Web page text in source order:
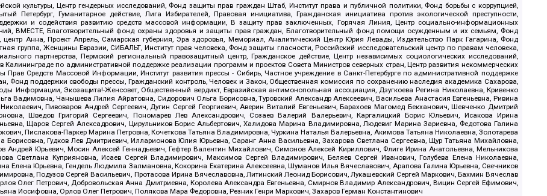
культуры, Центр гендерных исследований, Фонд защиты прав граждан Штаб, Институт права и публичной политики, Фонд борьбы с коррупцией,
Гуманитарное действие, Лига Избирателей, Правовая инициатива, Гражданская инициатива против экологической преступности,
и содействия развитию средств массовой информации, В защиту прав заключенных, Горячая Линия, Центр социально-информационных
ВМЕСТЕ, Благотворительный фонд охраны здоровья и защиты прав граждан, Благотворительный фонд помощи осужденным и их семьям, Фонд
центр Анна, Проект Апрель, Самарская губерния, Эра здоровья, Мемориал, Аналитический Центр Юрия Левады, Издательство Парк Гагарина, Фонд
группа, Женщины Евразии, СИБАЛЬТ, Институт прав человека, Фонд защиты гласности, Российский исследовательский центр по правам человека,
партнерства, Пермский региональный правозащитный центр, Гражданское действие, Центр независимых социологических исследований,
по административной поддержке реализации программ и проектов Совета Министров северных стран, Центр развития некоммерческих
Прав Средств Массовой Информации, Институт развития прессы - Сибирь, Частное учреждение в Санкт-Петербурге по административной поддержке
Фонд поддержки свободы прессы, Гражданский контроль, Человек и Закон, Общественная комиссия по сохранению наследия академика Сахарова,
Информации, Экозащита!-Женсовет, Общественный вердикт, Евразийская антимонопольная ассоциация, Дзугкоева Регина Николаевна, Кривенко
Вадимовна, Чанышева Лилия Айратовна, Сидорович Ольга Борисовна, Туровский Александр Алексеевич, Васильева Анастасия Евгеньевна, Ривина
Пивоваров Андрей Сергеевич, Дугин Сергей Георгиевич, Аверин Виталий Евгеньевич, Барахоев Магомед Бекханович, Шевченко Дмитрий
Шведов Григорий Сергеевич, Пономарев Лев Александрович, Созаев Валерий Валерьевич, Каргалицкий Борис Юльевич, Исакова Ирина
Щаров Сергей Алексадрович, Цирульников Борис Альбертович, Халидова Марина Владимировна, Людевиг Марина Зариевна, Федотова Галина
Пислакова-Паркер Марина Петровна, Кочеткова Татьяна Владимировна, Чуркина Наталья Валерьевна, Акимова Татьяна Николаевна, Золотарева
Борисовна, Гудков Лев Дмитриевич, Илларионова Юлия Юрьевна, Саранг Анна Васильевна, Захарова Светлана Сергеевна, Щур Татьяна Михайловна,
Юрьевич, Мосин Алексей Геннадьевич, Гефтер Валентин Михайлович, Симонов Алексей Кириллович, Флиге Ирина Анатольевна, Мельникова
Светлана Куприяновна, Исаев Сергей Владимирович, Максимов Сергей Владимирович, Беляев Сергей Иванович, Голубева Елена Николаевна,
Елена Юрьевна, Гендель Людмила Залмановна, Кокорина Екатерина Алексеевна, Шуманов Илья Вячеславович, Арапова Галина Юрьевна, Свечников
Подузов Сергей Васильевич, Протасова Ирина Вячеславовна, Литинский Леонид Борисович, Лукашевский Сергей Маркович, Бахмин Вячеслав
Олег Петрович, Добровольская Анна Дмитриевна, Королева Александра Евгеньевна, Смирнов Владимир Александрович, Вицин Сергей Ефимович,
Иосифовна, Орлов Олег Петрович, Полякова Мара Федоровна, Резник Генри Маркович, Захаров Герман Константинович